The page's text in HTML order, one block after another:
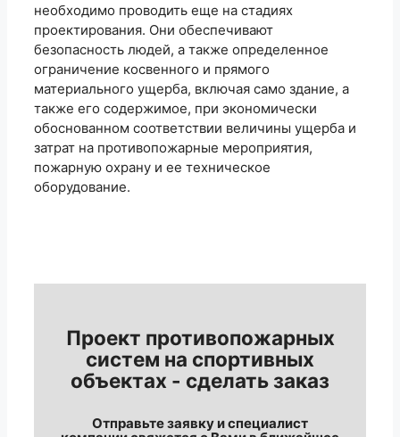
необходимо проводить еще на стадиях
проектирования. Они обеспечивают
безопасность людей, а также определенное
ограничение косвенного и прямого
материального ущерба, включая само здание, а
также его содержимое, при экономически
обоснованном соответствии величины ущерба и
затрат на противопожарные мероприятия,
пожарную охрану и ее техническое
оборудование.
Проект противопожарных
систем на спортивных
объектах - сделать заказ
Отправьте заявку и специалист